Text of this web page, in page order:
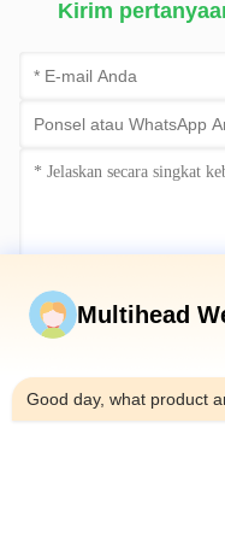
Kirim
Multihead
Good day, what product